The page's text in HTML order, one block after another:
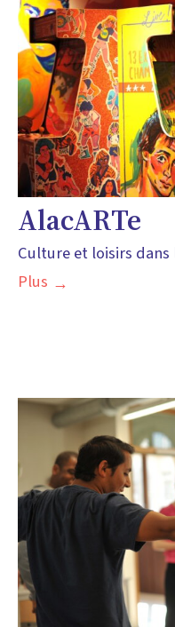
AlacARTe
Culture et loisirs dans
Plus